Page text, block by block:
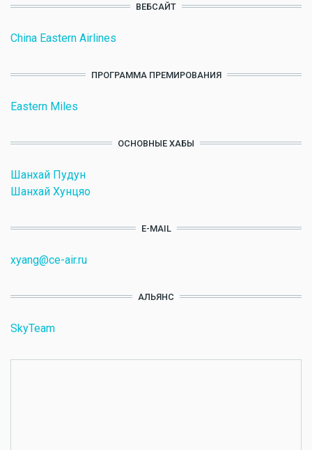
ВЕБСАЙТ
China Eastern Airlines
ПРОГРАММА ПРЕМИРОВАНИЯ
Eastern Miles
ОСНОВНЫЕ ХАБЫ
Шанхай Пудун
Шанхай Хунцяо
E-MAIL
xyang@ce-air.ru
АЛЬЯНС
SkyTeam